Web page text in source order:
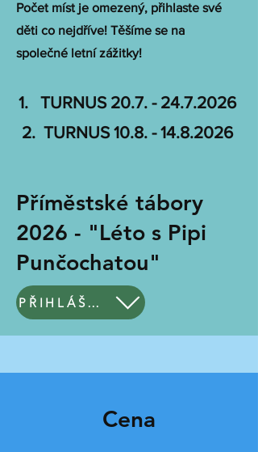
Počet míst je omezený, přihlaste své
děti co nejdříve! Těšíme se na
společné letní zážitky!
1. TURNUS 20.7. - 24.7.2026
2. TURNUS10.8. - 14.8.2026
Příměstské tábory
2026 - "Léto s Pipi
Punčochatou"
PŘIHLÁŠKA
Cena